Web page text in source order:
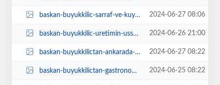
baskan-buyukkilic-sarraf-ve-kuyumcu-esnafi-ile-bir-araya-geldi-5FzD8SsA.jpg 2024-06-27 08:06
baskan-buyukkilic-uretimin-ussu-kayseride-sanayi-devlerini-tebrik-etti-qQrmwg... 2024-06-26 21:00
baskan-buyukkilictan-ankarada-kayseri-zirvesi-gaX4yNP5.jpg 2024-06-27 08:22
baskan-buyukkilictan-gastronomi-turizmine-ozel-proje-mutfak-sanatlari-merkezi... 2024-06-25 08:22